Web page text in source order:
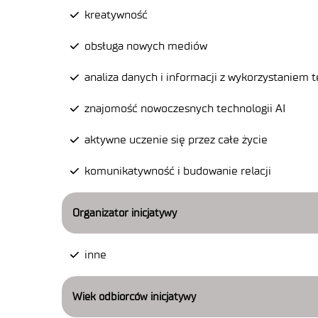
kreatywność
obsługa nowych mediów
analiza danych i informacji z wykorzystaniem
znajomość nowoczesnych technologii AI
aktywne uczenie się przez całe życie
komunikatywność i budowanie relacji
Organizator inicjatywy
inne
Wiek odbiorców inicjatywy